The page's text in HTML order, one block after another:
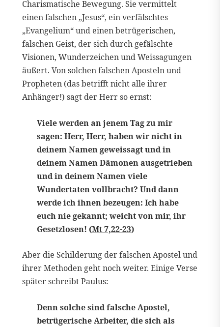
Charismatische Bewegung. Sie vermittelt
einen falschen „Jesus“, ein verfälschtes
„Evangelium“ und einen betrügerischen,
falschen Geist, der sich durch gefälschte
Visionen, Wunderzeichen und Weissagungen
äußert. Von solchen falschen Aposteln und
Propheten (das betrifft nicht alle ihrer
Anhänger!) sagt der Herr so ernst:
Viele werden an jenem Tag zu mir
sagen: Herr, Herr, haben wir nicht in
deinem Namen geweissagt und in
deinem Namen Dämonen ausgetrieben
und in deinem Namen viele
Wundertaten vollbracht? Und dann
werde ich ihnen bezeugen: Ich habe
euch nie gekannt; weicht von mir, ihr
Gesetzlosen! (Mt 7,22-23)
Aber die Schilderung der falschen Apostel und
ihrer Methoden geht noch weiter. Einige Verse
später schreibt Paulus:
Denn solche sind falsche Apostel,
betrügerische Arbeiter, die sich als